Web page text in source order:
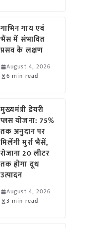
गाभिन गाय एवं
भैंस में संभावित
प्रसव के लक्षण
August 4, 2026
6 min read
मुख्यमंत्री डेयरी
प्लस योजना: 75%
तक अनुदान पर
मिलेंगी मुर्रा भैंसें,
रोजाना 20 लीटर
तक होगा दूध
उत्पादन
August 4, 2026
3 min read